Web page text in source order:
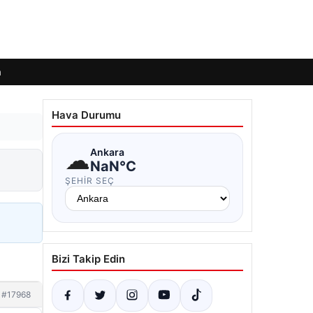
#17968
Hava Durumu
☁Ankara
NaN°C
ŞEHIR SEÇ
Bizi Takip Edin